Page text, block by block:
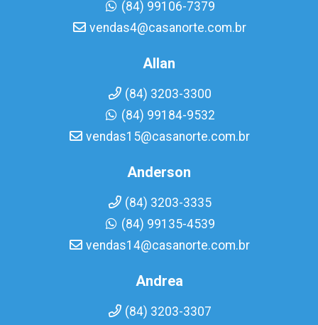
(84) 99106-7379
vendas4@casanorte.com.br
Allan
(84) 3203-3300
(84) 99184-9532
vendas15@casanorte.com.br
Anderson
(84) 3203-3335
(84) 99135-4539
vendas14@casanorte.com.br
Andrea
(84) 3203-3307